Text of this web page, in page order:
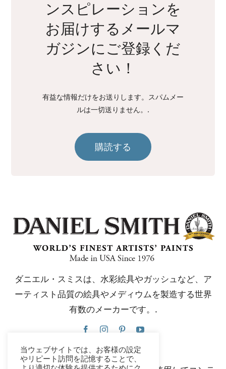
ンスピレーションを
お届けするメールマ
ガジンにご登録くだ
さい！
有益な情報だけをお送りします。スパムメー
ルは一切送りません。.
購読する
ダニエル・スミスは、水彩絵具やガッシュなど、ア
ーティスト品質の絵具やメディウムを製造する世界
有数のメーカーです。.
当ウェブサイトでは、お客様の設定
やリピート訪問を記憶することで、